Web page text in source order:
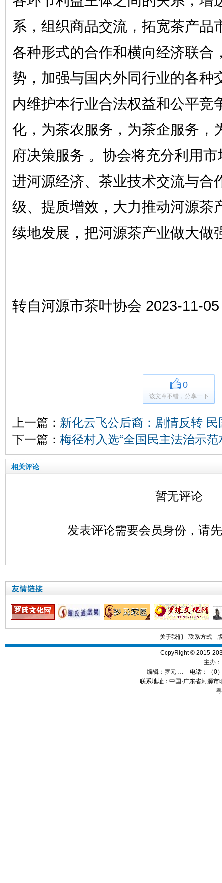
系，组织商品交流，拓宽茶产品
各种形式的合作和横向经济联合
势，加强与国内外同行业的各种
内维护本行业合法权益和公平竞
化，为茶农服务，为茶企服务，
府决策服务 。协会将充分利用
进河源经济、茶业技术交流与合
级、提质增效，大力推动河源茶
续地发展，把河源茶产业做大做
转自河源市茶叶协会 2023-11-
0
该文章不错，分享一下
上一篇： 新化云飞公后裔：剧情反转 民
下一篇： 梅径村入选“全国民主法治示范
相关评论
暂无评论
发表评论需要会员身份，请
关于我们 - 联系方式-
CopyRight © 2015-
主办：
编辑： 罗元 … 电话：（0
联系地址：中国·广东省河源